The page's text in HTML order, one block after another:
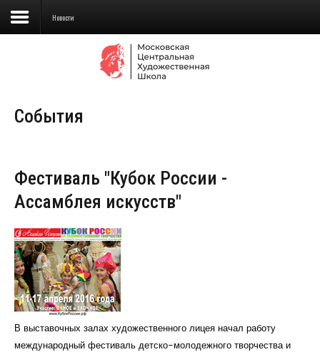
Сведения об образовательной
Школа
Детская Художественная школа
Поступающим
Подготовка
Образование
Доп. образование
Курсы повышения квалификации
Новости
События
Фестиваль "Кубок России -
Ассамблея искусств"
В выставочных залах художественного лицея начал работу
международный фестиваль детско-молодежного творчества и